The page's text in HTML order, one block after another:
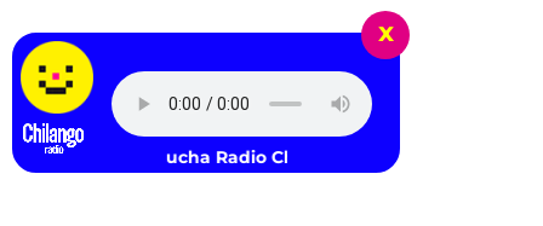
x
Escucha Radio Chilango -